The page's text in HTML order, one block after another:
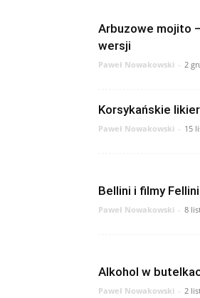
Arbuzowe mojito
wersji
Paweł Nowakowski - 2
Korsykańskie
Paweł Nowakowski - 15
Bellini i filmy
Paweł Nowakowski - 8
Alkohol w
Paweł Nowakowski - 2